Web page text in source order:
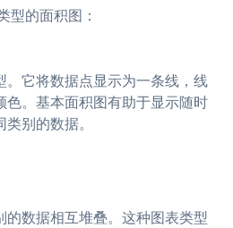
型的面积图：
。它将数据点显示为一条线，线
色。基本面积图有助于显示随时
别的数据。
数据相互堆叠。这种图表类型